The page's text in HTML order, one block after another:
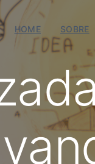
HOME SOBRE